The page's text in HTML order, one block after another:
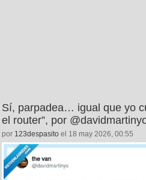
Sí, parpadea… igual que yo
el router”, por
por 123despasito el 18 may 2026, 00:55